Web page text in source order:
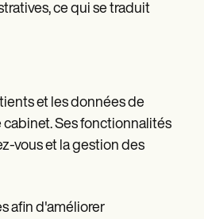
ce qui se traduit
et les données de
Ses fonctionnalités
vous et la gestion des
afin d'améliorer